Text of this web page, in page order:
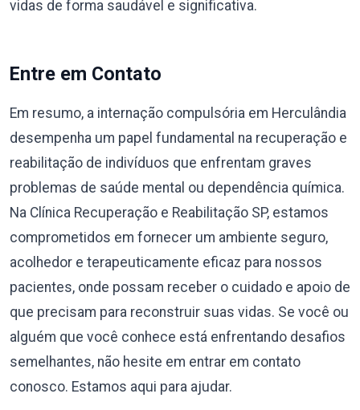
vidas de forma saudável e significativa.
Entre em Contato
Em resumo, a internação compulsória em Herculândia
desempenha um papel fundamental na recuperação e
reabilitação de indivíduos que enfrentam graves
problemas de saúde mental ou dependência química.
Na Clínica Recuperação e Reabilitação SP, estamos
comprometidos em fornecer um ambiente seguro,
acolhedor e terapeuticamente eficaz para nossos
pacientes, onde possam receber o cuidado e apoio de
que precisam para reconstruir suas vidas. Se você ou
alguém que você conhece está enfrentando desafios
semelhantes, não hesite em entrar em contato
conosco. Estamos aqui para ajudar.